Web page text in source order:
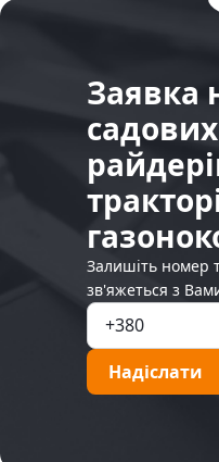
Заявка
Залишіть номер
зв'яжеться з
Надіслати